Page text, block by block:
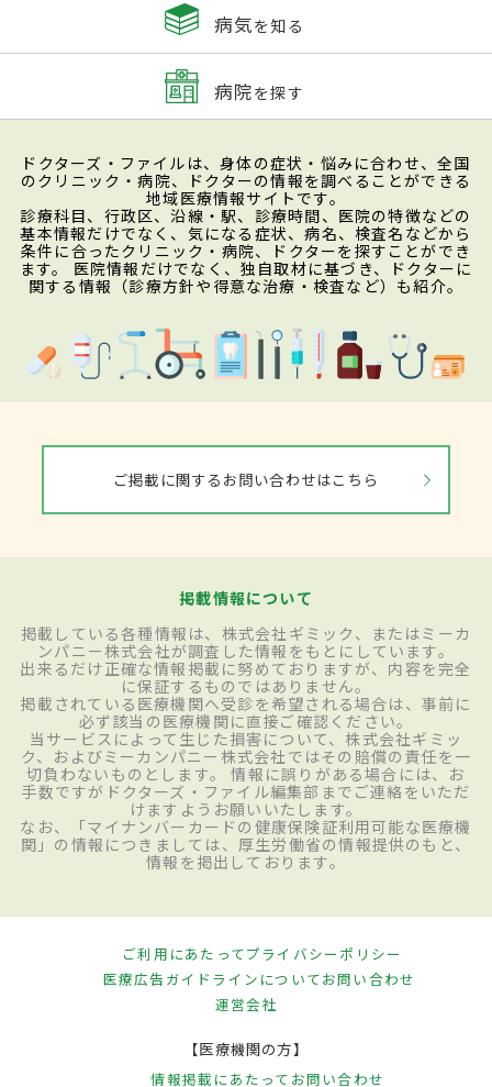
病気を知る
病院を探す
ドクターズ・ファイルは、身体の症状・悩みに合わせ、全国
のクリニック・病院、ドクターの情報を調べることができる
地域医療情報サイトです。
診療科目、行政区、沿線・駅、診療時間、医院の特徴などの
基本情報だけでなく、気になる症状、病名、検査名などから
条件に合ったクリニック・病院、ドクターを探すことができ
ます。 医院情報だけでなく、独自取材に基づき、ドクターに
関する情報（診療方針や得意な治療・検査など）も紹介。
ご掲載に関するお問い合わせはこちら
掲載情報について
掲載している各種情報は、株式会社ギミック、またはミーカ
ンパニー株式会社が調査した情報をもとにしています。
出来るだけ正確な情報掲載に努めておりますが、内容を完全
に保証するものではありません。
掲載されている医療機関へ受診を希望される場合は、事前に
必ず該当の医療機関に直接ご確認ください。
当サービスによって生じた損害について、株式会社ギミッ
ク、およびミーカンパニー株式会社ではその賠償の責任を一
切負わないものとします。 情報に誤りがある場合には、お
手数ですがドクターズ・ファイル編集部までご連絡をいただ
けますようお願いいたします。
なお、「マイナンバーカードの健康保険証利用可能な医療機
関」の情報につきましては、厚生労働省の情報提供のもと、
情報を掲出しております。
ご利用にあたってプライバシーポリシー
医療広告ガイドラインについてお問い合わせ
運営会社
【医療機関の方】
情報掲載にあたって お問い合わせ